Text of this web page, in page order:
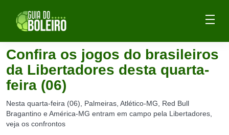
Confira os jogos do brasileiros
da Libertadores desta quarta-
feira (06)
Nesta quarta-feira (06), Palmeiras, Atlético-MG, Red Bull
Bragantino e América-MG entram em campo pela Libertadores,
veja os confrontos